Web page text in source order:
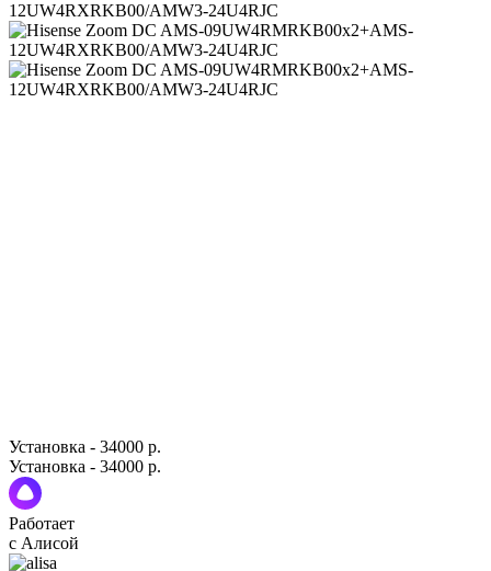
Установка - 34000 р.
Установка - 34000 р.
Работает
с Алисой